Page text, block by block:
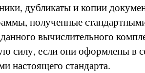
дубликаты и копии
полученные
вычислительного
силу, если они оформлены в
настоящего стандарта.